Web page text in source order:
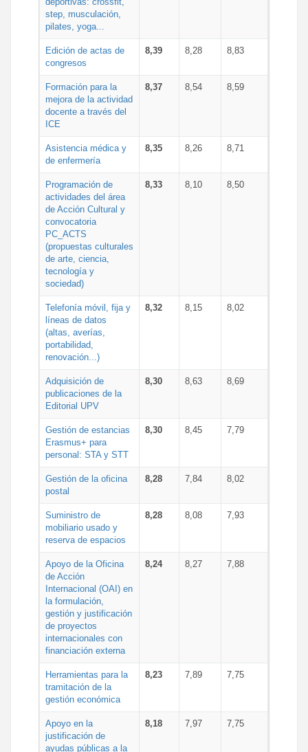
step, musculación,
pilates, yoga...
Edición de actas de
congresos
8,39 8,28 8,83
Formación para la
mejora de la actividad
docente a través del
ICE
8,37 8,54 8,59
Asistencia médica y
de enfermería
8,35 8,26 8,71
Programación de
actividades del área
de Acción Cultural y
convocatoria
PC_ACTS
(propuestas culturales
de arte, ciencia,
tecnología y
sociedad)
8,33 8,10 8,50
Telefonía móvil, fija y
líneas de datos
(altas, averías,
portabilidad,
renovación...)
8,32 8,15 8,02
Adquisición de
publicaciones de la
Editorial UPV
8,30 8,63 8,69
Gestión de estancias
Erasmus+ para
personal: STA y STT
8,30 8,45 7,79
Gestión de la oficina
postal
8,28 7,84 8,02
Suministro de
mobiliario usado y
reserva de espacios
8,28 8,08 7,93
Apoyo de la Oficina
de Acción
Internacional (OAI) en
la formulación,
gestión y justificación
de proyectos
internacionales con
financiación externa
8,24 8,27 7,88
Herramientas para la
tramitación de la
gestión económica
8,23 7,89 7,75
Apoyo en la
justificación de
ayudas públicas a la
8,18 7,97 7,75